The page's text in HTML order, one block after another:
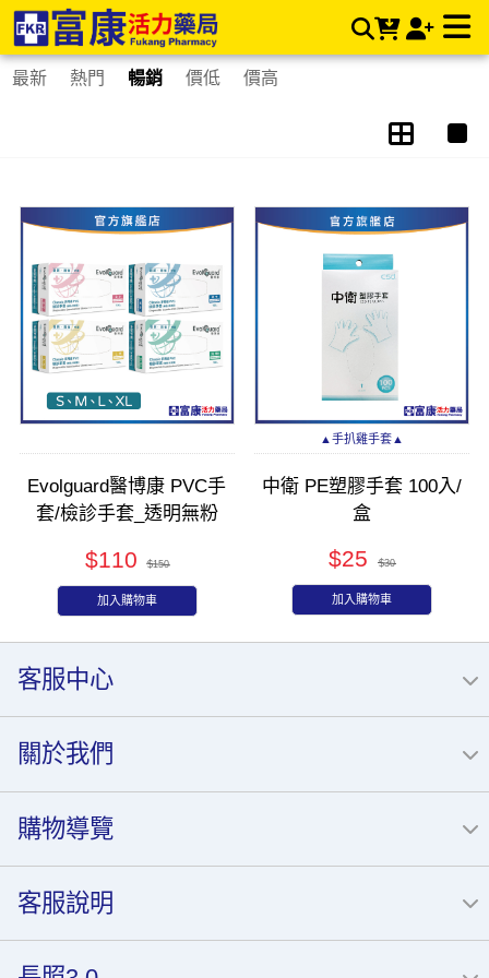
塑膠手套/檢診手套 | 富康活力藥局購物商城
最新 熱門 暢銷 價低 價高
Evolguard醫博康 PVC手
套/檢診手套_透明無粉
$110 $150
加入購物車
▲手扒雞手套▲
中衛 PE塑膠手套 100入/
盒
$25 $30
加入購物車
客服中心
關於我們
購物導覽
客服說明